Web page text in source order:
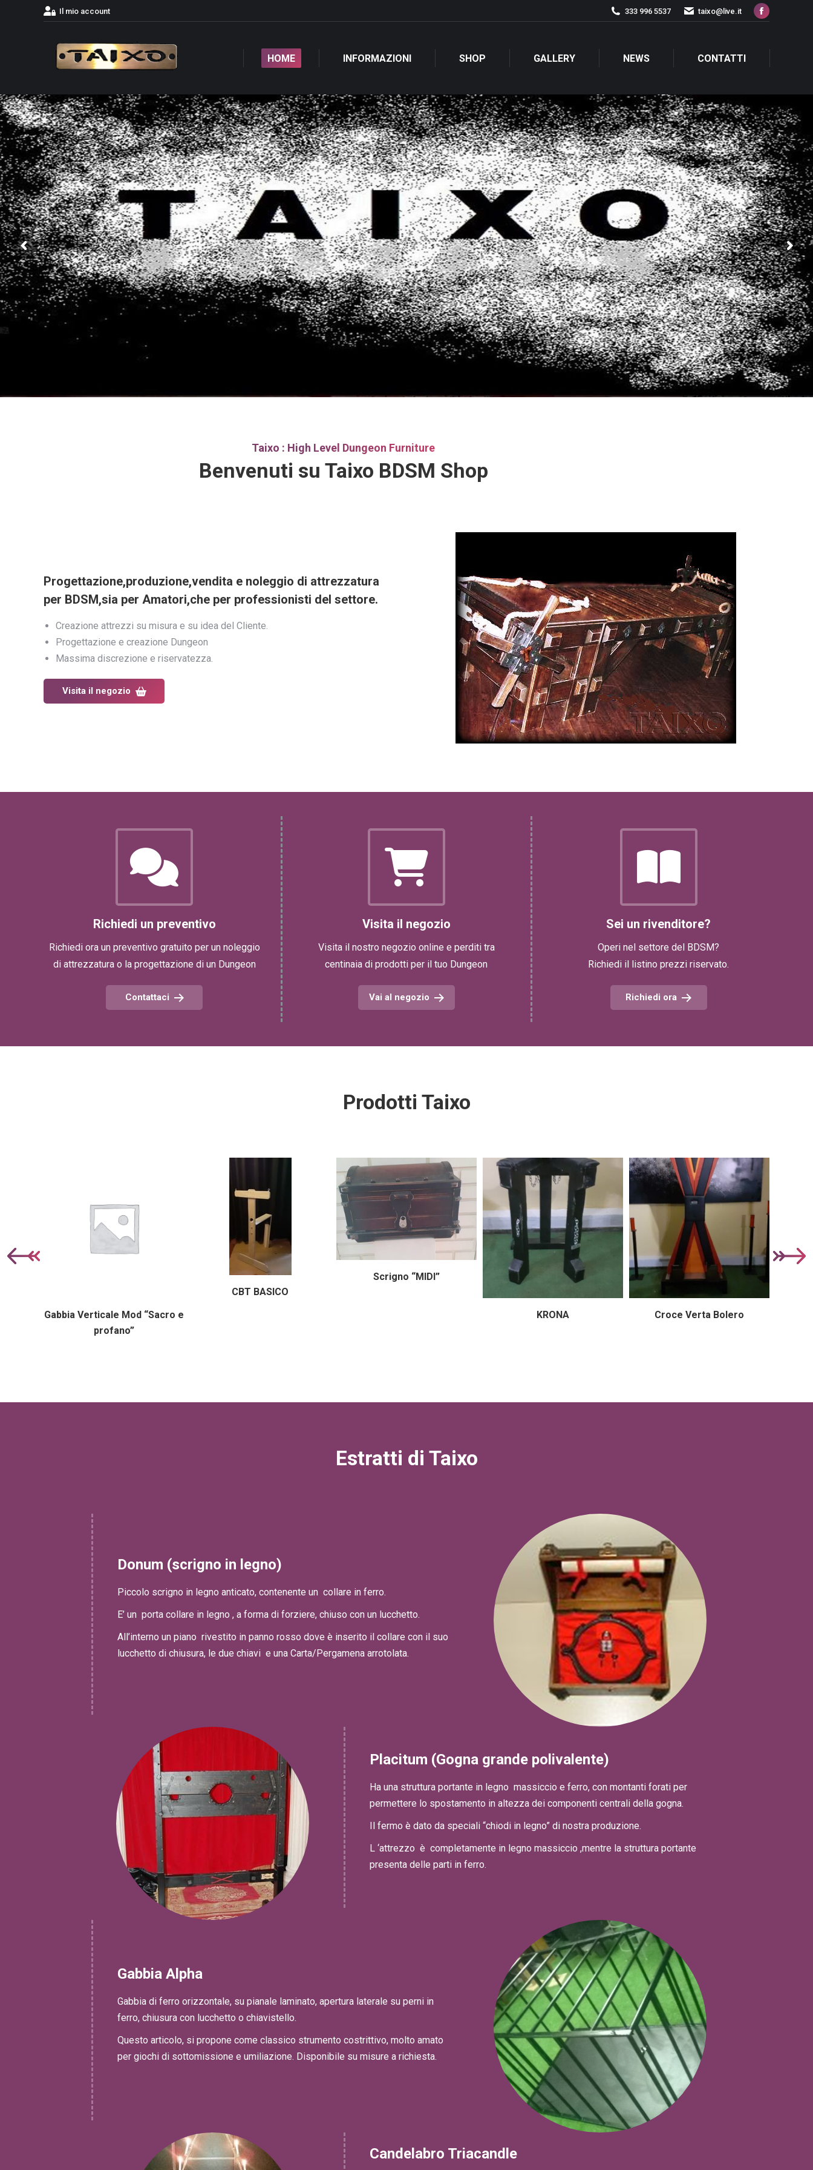
Il mio account 333 996 5537 taixo@live.it
Facebook
opens
window
HOME INFORMAZIONI SHOP GALLERY NEWS CONTATTI
Taixo : High Level Dungeon Furniture
Benvenuti su Taixo BDSM Shop
Progettazione,produzione,vendita e noleggio di attrezzatura
per BDSM,sia per Amatori,che per professionisti del settore.
Creazione attrezzi su misura e su idea del Cliente.
Progettazione e creazione Dungeon
Massima discrezione e riservatezza.
Visita il negozio
Richiedi un preventivo
Richiedi ora un preventivo gratuito per un noleggio
di attrezzatura o la progettazione di un Dungeon
Contattaci
Visita il negozio
Visita il nostro negozio online e perditi tra
centinaia di prodotti per il tuo Dungeon
Vai al negozio
Sei un rivenditore?
Operi nel settore del BDSM?
Richiedi il listino prezzi riservato.
Richiedi ora
Prodotti Taixo
Gabbia Verticale Mod “Sacro e
profano”
CBT BASICO
Scrigno “MIDI”
KRONA Croce Verta Bolero
Estratti di Taixo
Donum (scrigno in legno)
Piccolo scrigno in legno anticato, contenente un collare in ferro.
E’ un porta collare in legno , a forma di forziere, chiuso con un lucchetto.
All’interno un piano rivestito in panno rosso dove è inserito il collare con il suo
lucchetto di chiusura, le due chiavi e una Carta/Pergamena arrotolata.
Placitum (Gogna grande polivalente)
Ha una struttura portante in legno massiccio e ferro, con montanti forati per
permettere lo spostamento in altezza dei componenti centrali della gogna.
Il fermo è dato da speciali “chiodi in legno” di nostra produzione.
L ‘attrezzo è completamente in legno massiccio ,mentre la struttura portante
presenta delle parti in ferro.
Gabbia Alpha
Gabbia di ferro orizzontale, su pianale laminato, apertura laterale su perni in
ferro, chiusura con lucchetto o chiavistello.
Questo articolo, si propone come classico strumento costrittivo, molto amato
per giochi di sottomissione e umiliazione. Disponibile su misure a richiesta.
Candelabro Triacandle